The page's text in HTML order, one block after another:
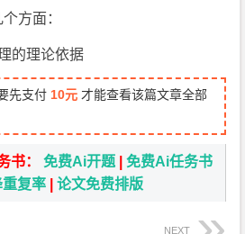
方面：
的理论依据
先支付 10元 才能查看该篇文章全部
书：免费Ai开题 |免费Ai任务书
复率 |论文免费排版
NEXT